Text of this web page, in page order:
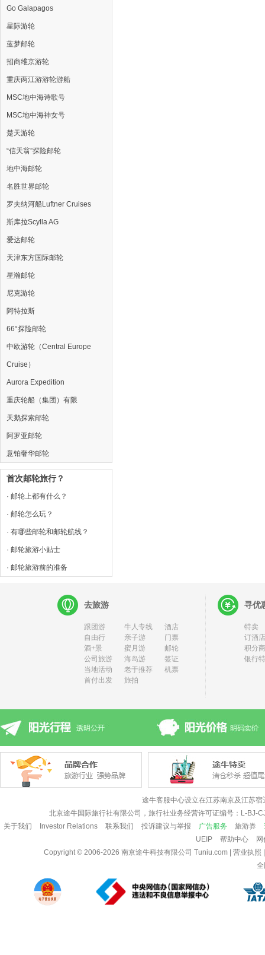
Go Galapagos
星际游轮
蓝梦邮轮
招商维京游轮
重庆两江游游轮游船
MSC地中海诗歌号
MSC地中海神女号
楚天游轮
“信天翁”探险邮轮
地中海邮轮
名胜世界邮轮
罗夫纳河船Luftner Cruises
斯库拉Scylla AG
爱达邮轮
天津东方国际邮轮
星瀚邮轮
尼克游轮
阿特拉斯
66°探险邮轮
中欧游轮（Central Europe
Cruise）
Aurora Expedition
重庆轮船（集团）有限
天鹅探索邮轮
阿罗亚邮轮
意铂奢华邮轮
首次邮轮旅行？
· 邮轮上都有什么？
· 邮轮怎么玩？
· 有哪些邮轮和邮轮航线？
· 邮轮旅游小贴士
· 邮轮旅游前的准备
去旅游
跟团游 牛人专线
酒店
自由行
亲子游
门票
酒+景
蜜月游
邮轮
公司旅游
海岛游
签证
当地活动
老于推荐
机票
首付出发
旅拍
寻优
特卖
订酒
积分
银行
途牛客服中心设立在江苏南京及江苏
北京途牛国际旅行社有限公司，旅行社业务经营许可证编号：L-
关于我们
Investor Relations 联系我们 投诉建议与举报 广告服务 旅游券
UEIP
帮助中心
Copyright © 2006-2026南京途牛科技有限公司 Tuniu.com |营业执照